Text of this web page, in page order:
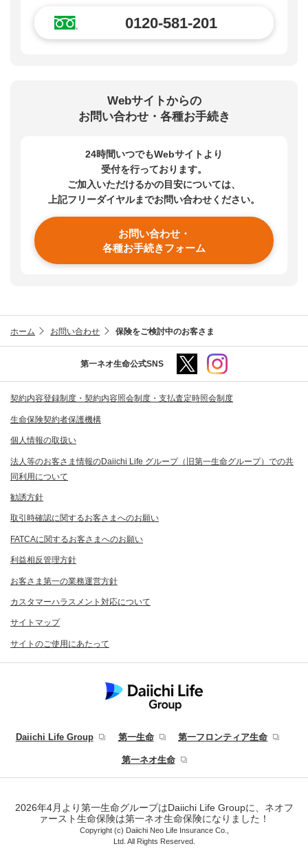
0120-581-201
Webサイトからの
お問い合わせ・各種お手続き
24時間いつでもWebサイトより
受付を行っております。
ご加入いただけるかの目安については、
上記フリーダイヤルまでお問い合わせください。
お問い合わせ・
各種お手続きフォーム
ホーム お問い合わせ 保険をご検討中のお客さま
第一ネオ生命公式SNS
契約内容登録制度・契約内容照会制度・支払査定時照会制度
生命保険契約者保護機構
個人情報の取扱い
法人等のお客さま情報のDaiichi Life グループ（旧第一生命グループ）での共
同利用について
勧誘方針
取引時確認に関するお客さまへのお願い
FATCAに関するお客さまへのお願い
利益相反管理方針
お客さま第一の業務運営方針
カスタマーハラスメント対応について
サイトマップ
サイトのご使用にあたって
Daiichi Life Group 第一生命 第一フロンティア生命
第一ネオ生命
2026年4月より第一生命グループはDaiichi Life Groupに、ネオフ
ァースト生命保険は第一ネオ生命保険になりました！
Copyright (c) Daiichi Neo Life Insurance Co.,
Ltd. All Rights Reserved.